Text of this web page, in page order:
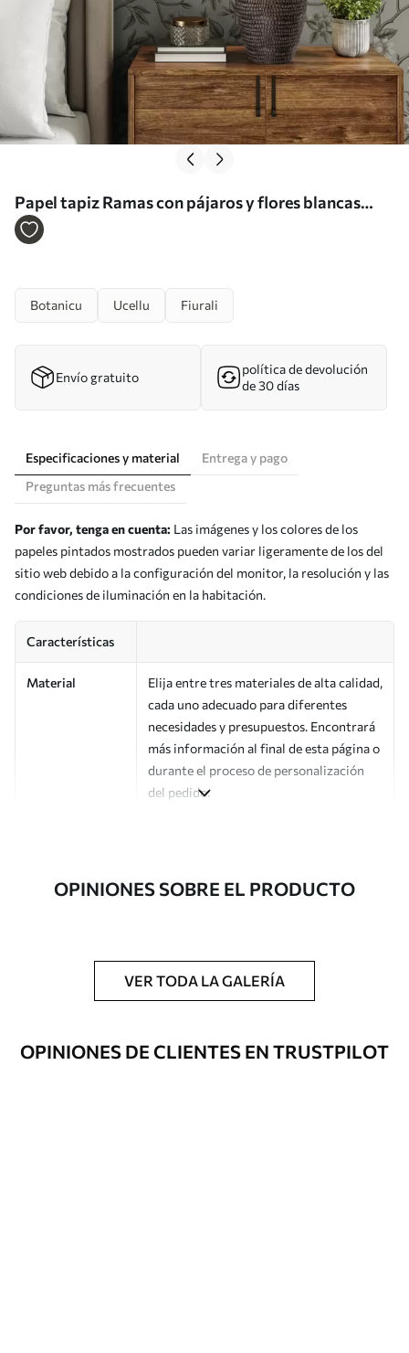
Papel tapiz Ramas con pájaros y flores blancas
sobre un fondo delicado Nr. a00303
Botanicu Ucellu Fiurali
Envío gratuito
política de devolución
de 30 días
Especificaciones y material
Entrega y pago
Preguntas más frecuentes
Por favor, tenga en cuenta: Las imágenes y los colores de los
papeles pintados mostrados pueden variar ligeramente de los del
sitio web debido a la configuración del monitor, la resolución y las
condiciones de iluminación en la habitación.
Características
Material
Elija entre tres materiales de alta calidad,
cada uno adecuado para diferentes
necesidades y presupuestos. Encontrará
más información al final de esta página o
durante el proceso de personalización
del pedido.
artículo
Impreso bajo pedido y entregado en
rollos de hasta 50 cm de ancho.
Opciones
adicionales
Disponible con recubrimiento de barniz
y/o adhesivo para empapelar.
OPINIONES SOBRE EL PRODUCTO
VER TODA LA GALERÍA
OPINIONES DE CLIENTES EN TRUSTPILOT